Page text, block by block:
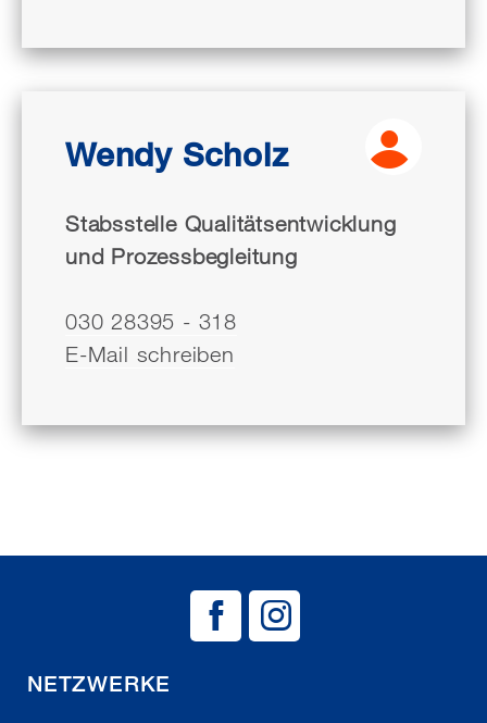
Wendy Scholz
Stabsstelle Qualitätsentwicklung
und Prozessbegleitung
030 28395 - 318
E-Mail schreiben
NETZWERKE
BAG EJSA